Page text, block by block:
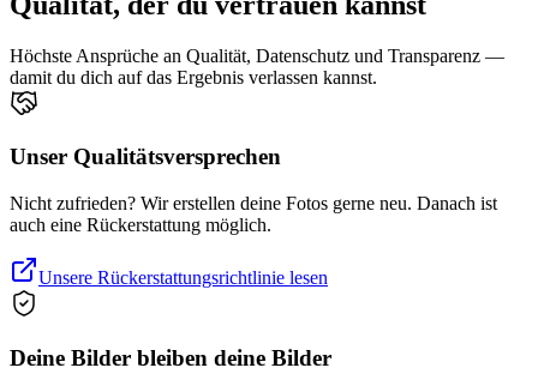
Höchste Ansprüche an Qualität, Datenschutz und Transparenz —
damit du dich auf das Ergebnis verlassen kannst.
Unser Qualitätsversprechen
Nicht zufrieden? Wir erstellen deine Fotos gerne neu. Danach ist
auch eine Rückerstattung möglich.
Unsere Rückerstattungsrichtlinie lesen
Deine Bilder bleiben deine Bilder